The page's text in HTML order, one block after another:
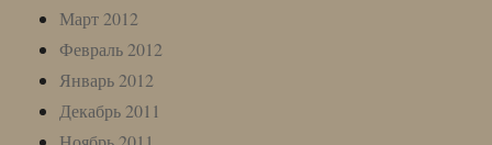
Март 2012
Февраль 2012
Январь 2012
Декабрь 2011